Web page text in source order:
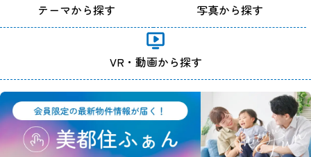
テーマから探す 写真から探す
VR・動画から探す